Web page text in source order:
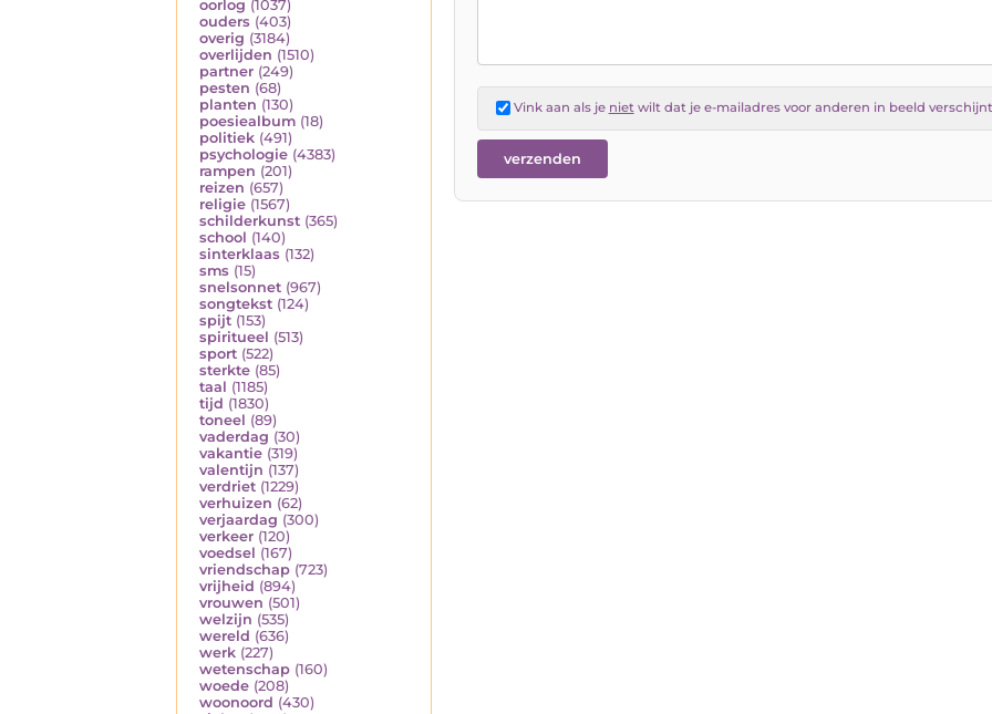
oorlog (1037)
ouders (403)
overig (3184)
overlijden (1510)
partner (249)
pesten (68)
planten (130)
poesiealbum (18)
politiek (491)
psychologie (4383)
rampen (201)
reizen (657)
religie (1567)
schilderkunst (365)
school (140)
sinterklaas (132)
sms (15)
snelsonnet (967)
songtekst (124)
spijt (153)
spiritueel (513)
sport (522)
sterkte (85)
taal (1185)
tijd (1830)
toneel (89)
vaderdag (30)
vakantie (319)
valentijn (137)
verdriet (1229)
verhuizen (62)
verjaardag (300)
verkeer (120)
voedsel (167)
vriendschap (723)
vrijheid (894)
vrouwen (501)
welzijn (535)
wereld (636)
werk (227)
wetenschap (160)
woede (208)
woonoord (430)
Vink aan als je nietwilt dat je e-mailadres voor anderen in beeld verschijnt